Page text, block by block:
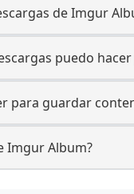
de Imgur
puedo
para guardar
Imgur Album?